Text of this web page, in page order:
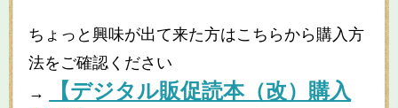
ちょっと興味が出て来た方はこちらから購入方
法をご確認ください
→
【デジタル販促読本（改）購入